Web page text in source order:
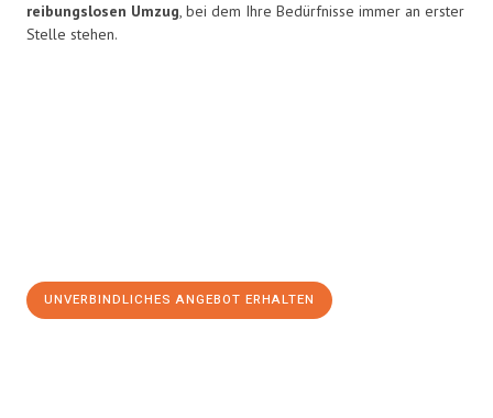
reibungslosen Umzug, bei dem Ihre Bedürfnisse immer an erster
Stelle stehen.
UNVERBINDLICHES ANGEBOT ERHALTEN